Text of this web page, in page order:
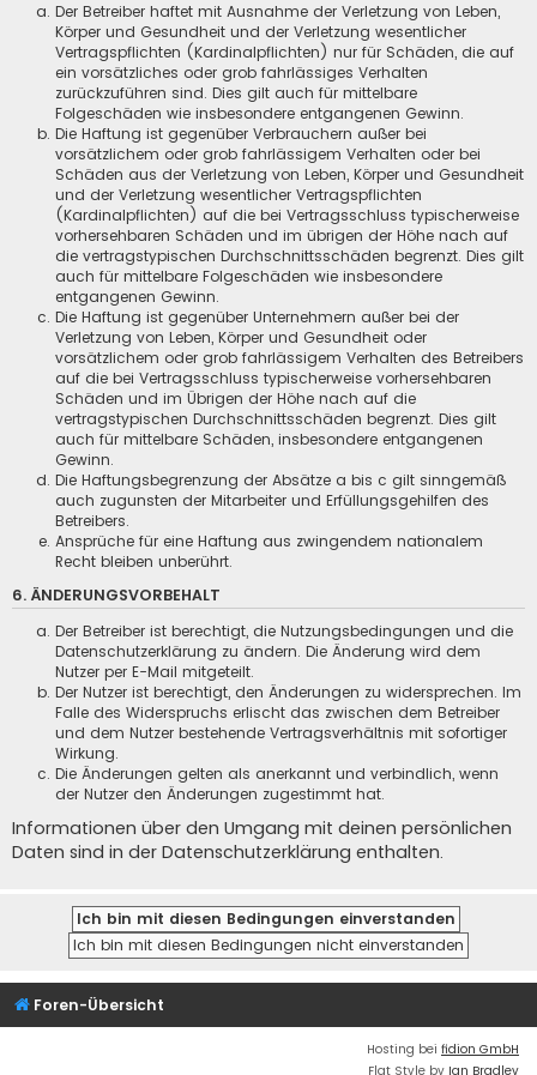
Der Betreiber haftet mit Ausnahme der Verletzung von Leben,
Körper und Gesundheit und der Verletzung wesentlicher
Vertragspflichten (Kardinalpflichten) nur für Schäden, die auf
ein vorsätzliches oder grob fahrlässiges Verhalten
zurückzuführen sind. Dies gilt auch für mittelbare
Folgeschäden wie insbesondere entgangenen Gewinn.
Die Haftung ist gegenüber Verbrauchern außer bei
vorsätzlichem oder grob fahrlässigem Verhalten oder bei
Schäden aus der Verletzung von Leben, Körper und Gesundheit
und der Verletzung wesentlicher Vertragspflichten
(Kardinalpflichten) auf die bei Vertragsschluss typischerweise
vorhersehbaren Schäden und im übrigen der Höhe nach auf
die vertragstypischen Durchschnittsschäden begrenzt. Dies gilt
auch für mittelbare Folgeschäden wie insbesondere
entgangenen Gewinn.
Die Haftung ist gegenüber Unternehmern außer bei der
Verletzung von Leben, Körper und Gesundheit oder
vorsätzlichem oder grob fahrlässigem Verhalten des Betreibers
auf die bei Vertragsschluss typischerweise vorhersehbaren
Schäden und im Übrigen der Höhe nach auf die
vertragstypischen Durchschnittsschäden begrenzt. Dies gilt
auch für mittelbare Schäden, insbesondere entgangenen
Gewinn.
Die Haftungsbegrenzung der Absätze a bis c gilt sinngemäß
auch zugunsten der Mitarbeiter und Erfüllungsgehilfen des
Betreibers.
Ansprüche für eine Haftung aus zwingendem nationalem
Recht bleiben unberührt.
6. ÄNDERUNGSVORBEHALT
Der Betreiber ist berechtigt, die Nutzungsbedingungen und die
Datenschutzerklärung zu ändern. Die Änderung wird dem
Nutzer per E-Mail mitgeteilt.
Der Nutzer ist berechtigt, den Änderungen zu widersprechen. Im
Falle des Widerspruchs erlischt das zwischen dem Betreiber
und dem Nutzer bestehende Vertragsverhältnis mit sofortiger
Wirkung.
Die Änderungen gelten als anerkannt und verbindlich, wenn
der Nutzer den Änderungen zugestimmt hat.
Informationen über den Umgang mit deinen persönlichen
Daten sind in der Datenschutzerklärung enthalten.
Foren-Übersicht
Hosting bei fidion GmbH
Flat Style by Ian Bradley